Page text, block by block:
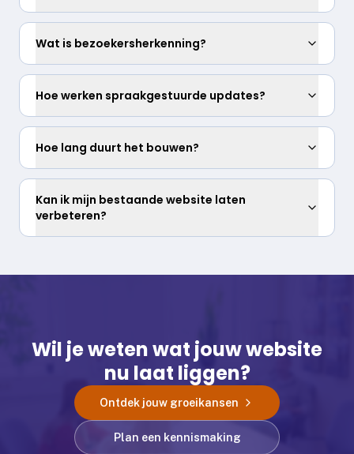
Wat is bezoekersherkenning?
Hoe werken spraakgestuurde updates?
Hoe lang duurt het bouwen?
Kan ik mijn bestaande website laten
verbeteren?
Wil je weten wat jouw website
nu laat liggen?
Ontdek jouw groeikansen
Plan een kennismaking